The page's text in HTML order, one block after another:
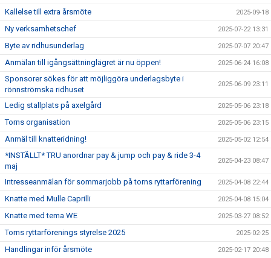
Kallelse till extra årsmöte 2025-09-18
Ny verksamhetschef 2025-07-22 13:31
Byte av ridhusunderlag 2025-07-07 20:47
Anmälan till igångsättninglägret är nu öppen! 2025-06-24 16:08
Sponsorer sökes för att möjliggöra underlagsbyte i
rönnströmska ridhuset
2025-06-09 23:11
Ledig stallplats på axelgård 2025-05-06 23:18
Torns organisation 2025-05-06 23:15
Anmäl till knatteridning! 2025-05-02 12:54
*INSTÄLLT* TRU anordnar pay & jump och pay & ride 3-4
maj
2025-04-23 08:47
Intresseanmälan för sommarjobb på torns ryttarförening 2025-04-08 22:44
Knatte med Mulle Caprilli 2025-04-08 15:04
Knatte med tema WE 2025-03-27 08:52
Torns ryttarförenings styrelse 2025 2025-02-25
Handlingar inför årsmöte 2025-02-17 20:48